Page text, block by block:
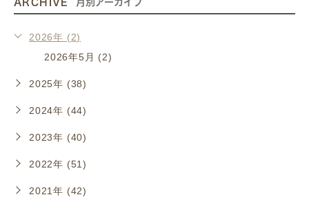
ARCHIVE 月別アーカイブ
2026年 (2)
2026年5月 (2)
2025年 (38)
2024年 (44)
2023年 (40)
2022年 (51)
2021年 (42)